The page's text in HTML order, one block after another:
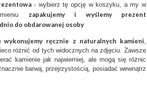
a- wybierz tę opcję w koszyku, a my w
zapakujemy i wyślemy prezent
do obdarowanej osoby
wykonujemy ręcznie z naturalnych kamieni,
różnić od tych widocznych na zdjęciu. Zawsze
kamienie jak najwierniej, ale mogą się różnic
barwą, przejrzystością, posiadać wewnątrz